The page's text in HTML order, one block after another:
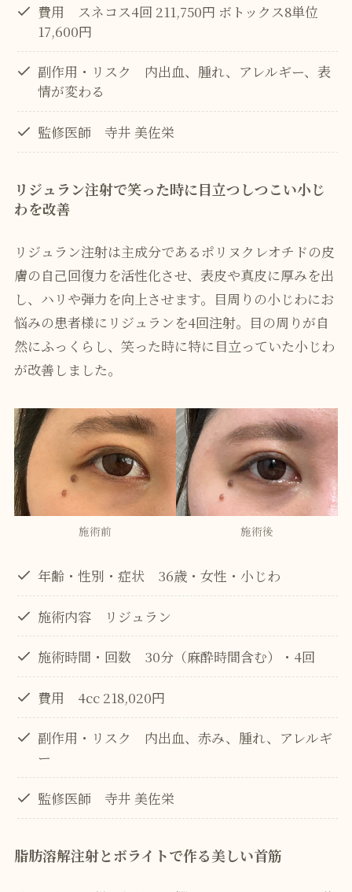
費用 スネコス4回 211,750円 ボトックス8単位
17,600円
副作用・リスク 内出血、腫れ、アレルギー、表
情が変わる
監修医師 寺井 美佐栄
リジュラン注射で笑った時に目立つしつこい小じ
わを改善
リジュラン注射は主成分であるポリヌクレオチドの皮
膚の自己回復力を活性化させ、表皮や真皮に厚みを出
し、ハリや弾力を向上させます。目周りの小じわにお
悩みの患者様にリジュランを4回注射。目の周りが自
然にふっくらし、笑った時に特に目立っていた小じわ
が改善しました。
施術前 施術後
年齢・性別・症状 36歳・女性・小じわ
施術内容 リジュラン
施術時間・回数 30分（麻酔時間含む）・4回
費用 4cc 218,020円
副作用・リスク 内出血、赤み、腫れ、アレルギ
ー
監修医師 寺井 美佐栄
脂肪溶解注射とボライトで作る美しい首筋